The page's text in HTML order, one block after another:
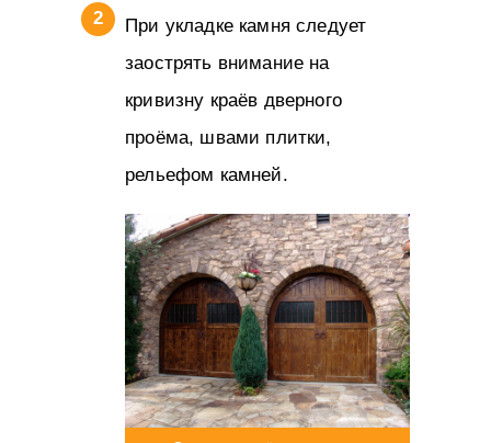
При укладке камня следует
заострять внимание на
кривизну краёв дверного
проёма, швами плитки,
рельефом камней.